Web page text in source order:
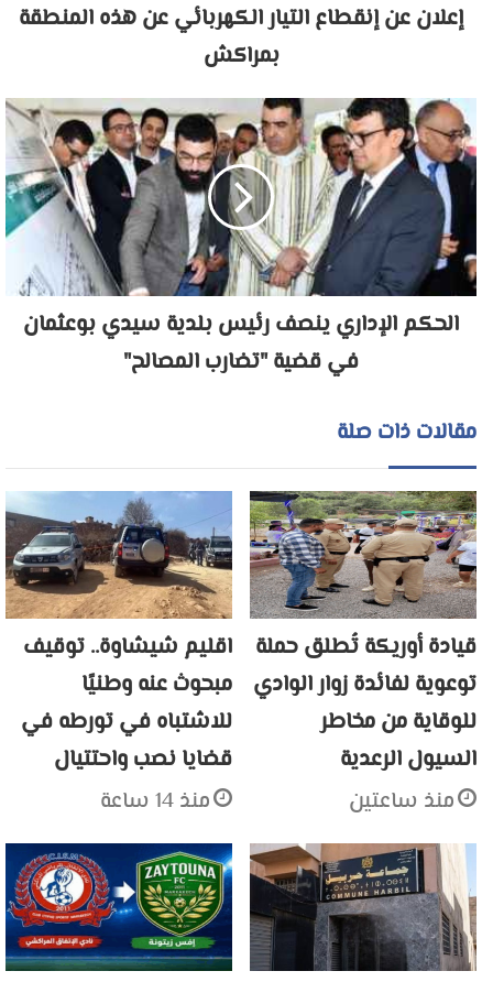
إعلان عن إنقطاع التيار الكهربائي عن هذه المنطقة
بمراكش
الحكم الإداري ينصف رئيس بلدية سيدي بوعثمان
في قضية "تضارب المصالح"
مقالات ذات صلة
قيادة أوريكة تُطلق حملة
توعوية لفائدة زوار الوادي
للوقاية من مخاطر
السيول الرعدية
منذ ساعتين
اقليم شيشاوة.. توقيف
مبحوث عنه وطنيًا
للاشتباه في تورطه في
قضايا نصب واحتتيال
منذ 14 ساعة